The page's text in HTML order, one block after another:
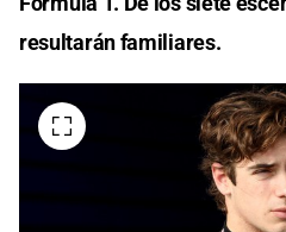
resultarán familiares.